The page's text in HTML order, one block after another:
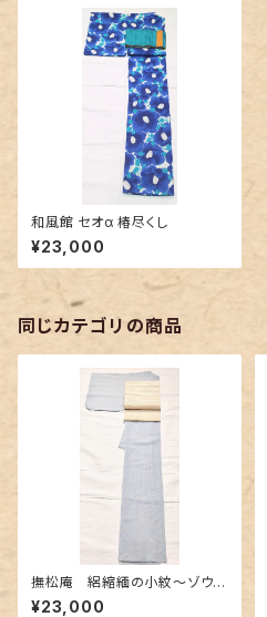
和風館 セオα 椿尽くし
¥23,000
同じカテゴリの商品
撫松庵 絽縮緬の小紋〜ゾウや
孔雀 異国情緒柄〜
¥23,000